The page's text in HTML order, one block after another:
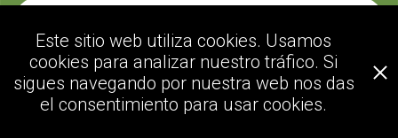
ecogolik.com
Este sitio web utiliza cookies. Usamos
cookies para analizar nuestro tráfico. Si
sigues navegando por nuestra web nos das
el consentimiento para usar cookies.